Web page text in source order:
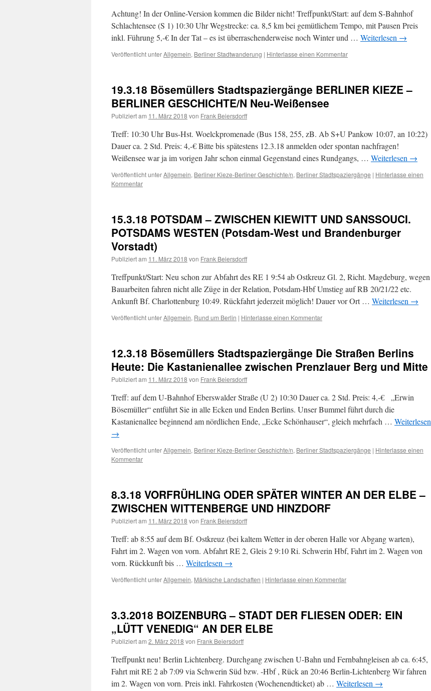
Achtung! In der Online-Version kommen die Bilder nicht! Treffpunkt/Start: auf dem S-Bahnhof
Schlachtensee (S 1) 10:30 Uhr Wegstrecke: ca. 8,5 km bei gemütlichem Tempo, mit Pausen Preis
inkl. Führung 5,-€ In der Tat – es ist überraschenderweise noch Winter und … Weiterlesen →
Veröffentlicht unterAllgemein, Berliner Stadtwanderung | Hinterlasse einen Kommentar
19.3.18 Bösemüllers Stadtspaziergänge BERLINER KIEZE –
BERLINER GESCHICHTE/N Neu-Weißensee
Publiziert am 11. März 2018 von Frank Beiersdorff
Treff: 10:30 Uhr Bus-Hst. Woelckpromenade (Bus 158, 255, zB. Ab S+U Pankow 10:07, an 10:22)
Dauer ca. 2 Std. Preis: 4,-€ Bitte bis spätestens 12.3.18 anmelden oder spontan nachfragen!
Weißensee war ja im vorigen Jahr schon einmal Gegenstand eines Rundgangs, … Weiterlesen →
Veröffentlicht unterAllgemein, Berliner Kieze-Berliner Geschichte/n, Berliner Stadtspaziergänge | Hinterlasse einen
Kommentar
15.3.18 POTSDAM – ZWISCHEN KIEWITT UND SANSSOUCI.
POTSDAMS WESTEN (Potsdam-West und Brandenburger
Vorstadt)
Publiziert am 11. März 2018 von Frank Beiersdorff
Treffpunkt/Start: Neu schon zur Abfahrt des RE 1 9:54 ab Ostkreuz Gl. 2, Richt. Magdeburg, wegen
Bauarbeiten fahren nicht alle Züge in der Relation, Potsdam-Hbf Umstieg auf RB 20/21/22 etc.
Ankunft Bf. Charlottenburg 10:49. Rückfahrt jederzeit möglich! Dauer vor Ort … Weiterlesen →
Veröffentlicht unterAllgemein, Rund um Berlin | Hinterlasse einen Kommentar
12.3.18 Bösemüllers Stadtspaziergänge Die Straßen Berlins
Heute: Die Kastanienallee zwischen Prenzlauer Berg und Mitte
Publiziert am 11. März 2018 von Frank Beiersdorff
Treff: auf dem U-Bahnhof Eberswalder Straße (U 2) 10:30 Dauer ca. 2 Std. Preis: 4,-€ „Erwin
Bösemüller“ entführt Sie in alle Ecken und Enden Berlins. Unser Bummel führt durch die
Kastanienallee beginnend am nördlichen Ende, „Ecke Schönhauser“, gleich mehrfach … Weiterlesen
→
Veröffentlicht unterAllgemein, Berliner Kieze-Berliner Geschichte/n, Berliner Stadtspaziergänge | Hinterlasse einen
Kommentar
8.3.18 VORFRÜHLING ODER SPÄTER WINTER AN DER ELBE –
ZWISCHEN WITTENBERGE UND HINZDORF
Publiziert am 11. März 2018 von Frank Beiersdorff
Treff: ab 8:55 auf dem Bf. Ostkreuz (bei kaltem Wetter in der oberen Halle vor Abgang warten),
Fahrt im 2. Wagen von vorn. Abfahrt RE 2, Gleis 2 9:10 Ri. Schwerin Hbf, Fahrt im 2. Wagen von
vorn. Rückkunft bis … Weiterlesen →
Veröffentlicht unterAllgemein, Märkische Landschaften | Hinterlasse einen Kommentar
3.3.2018 BOIZENBURG – STADT DER FLIESEN ODER: EIN
„LÜTT VENEDIG“ AN DER ELBE
Publiziert am 2. März 2018 von Frank Beiersdorff
Treffpunkt neu! Berlin Lichtenberg. Durchgang zwischen U-Bahn und Fernbahngleisen ab ca. 6:45,
Fahrt mit RE 2 ab 7:09 via Schwerin Süd bzw. -Hbf , Rück an 20:46 Berlin-Lichtenberg Wir fahren
im 2. Wagen von vorn. Preis inkl. Fahrkosten (Wochenendticket) ab … Weiterlesen →